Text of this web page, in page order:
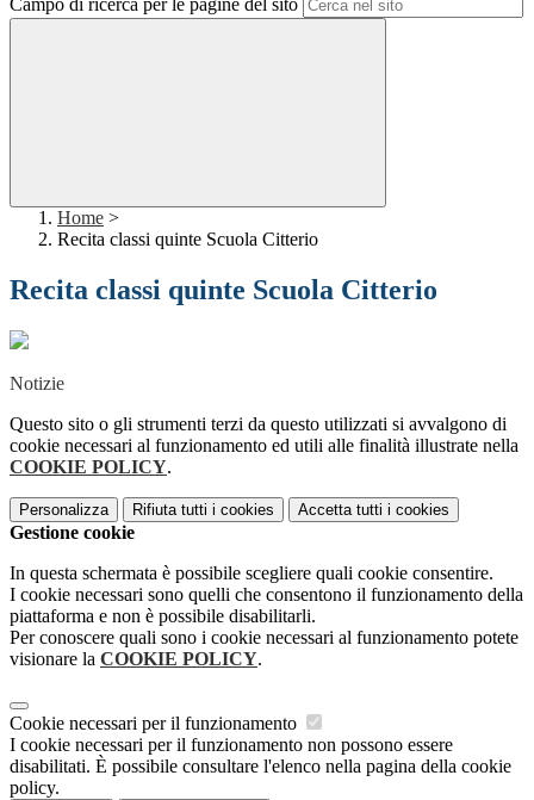
Campo di ricerca per le pagine del sito
Home >
Recita classi quinte Scuola Citterio
Recita classi quinte Scuola Citterio
Notizie
Questo sito o gli strumenti terzi da questo utilizzati si avvalgono di
cookie necessari al funzionamento ed utili alle finalità illustrate nella
COOKIE POLICY.
Personalizza Rifiuta tutti i cookies Accetta tutti i cookies
Gestione cookie
In questa schermata è possibile scegliere quali cookie consentire.
I cookie necessari sono quelli che consentono il funzionamento della
piattaforma e non è possibile disabilitarli.
Per conoscere quali sono i cookie necessari al funzionamento potete
visionare la COOKIE POLICY.
Cookie necessari per il funzionamento
I cookie necessari per il funzionamento non possono essere
disabilitati. È possibile consultare l'elenco nella pagina della cookie
policy.